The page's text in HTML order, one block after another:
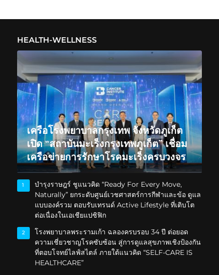
HEALTH-WELLNESS
เครือโรงพยาบาลกรุงเทพ จังหวัดภูเก็ต
เปิด “สถาบันมะเร็งกรุงเทพภูเก็ต” เชื่อม
เครือข่ายการรักษาโรคมะเร็งครบวงจร
1
บำรุงราษฎร์ ชูแนวคิด “Ready For Every Move,
Naturally” ยกระดับศูนย์เวชศาสตร์การกีฬาและข้อ ดูแล
แบบองค์รวม ตอบรับเทรนด์ Active Lifestyle ที่เติบโต
ต่อเนื่องในเอเชียแปซิฟิก
2
โรงพยาบาลพระรามเก้า ฉลองครบรอบ 34 ปี ต่อยอด
ความเชี่ยวชาญโรคซับซ้อน สู่การดูแลสุขภาพเชิงป้องกัน
ที่ตอบโจทย์ไลฟ์สไตล์ ภายใต้แนวคิด “SELF-CARE IS
HEALTHCARE”